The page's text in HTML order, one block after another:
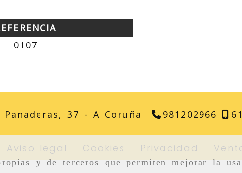
y de terceros que permiten mejorar la
0107
Panaderas, 37 - A Coruña 981202966
Aviso legal Cookies Privacidad